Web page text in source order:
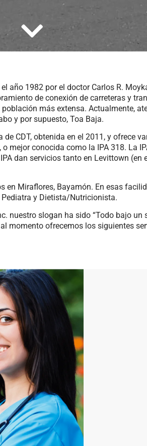
año 1982 por el doctor Carlos R.
de conexión de carreteras y
más extensa. Actualmente,
y por supuesto, Toa Baja.
CDT, obtenida en el 2011, y ofrece
mejor conocida como la IPA 318. La
dan servicios tanto en Levittown (en
Miraflores, Bayamón. En esas
y Dietista/Nutricionista.
nuestro slogan ha sido “Todo bajo un
momento ofrecemos los siguientes